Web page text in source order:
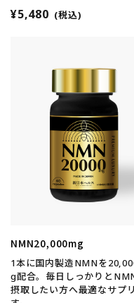
¥5,480 (税込)
NMN20,000mg
1本に国内製造NMNを
g配合。毎日しっかりと
摂取したい方へ最適なサプ